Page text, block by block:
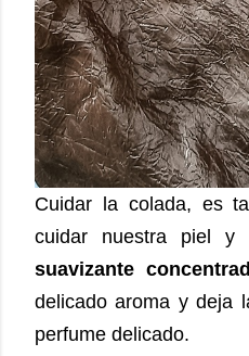
Cuidar la colada, es
cuidar nuestra piel y
suavizante
delicado aroma y deja
perfume delicado.